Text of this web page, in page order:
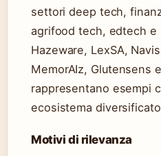
settori deep tech,
agrifood tech, edtech e
Hazeware, LexSA,
MemorAIz, Glutensens
rappresentano esempi
ecosistema
Motivi di rilevanza